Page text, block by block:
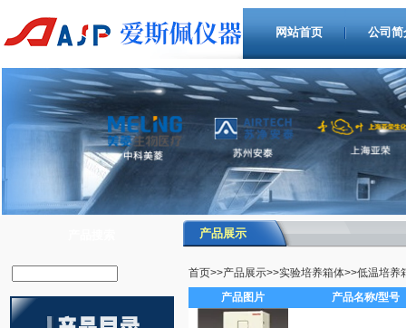
网站首页 公司简
产品展示
首页>>产品展示>>实验培养箱体>>低温培养
产品图片
产品名称/型号